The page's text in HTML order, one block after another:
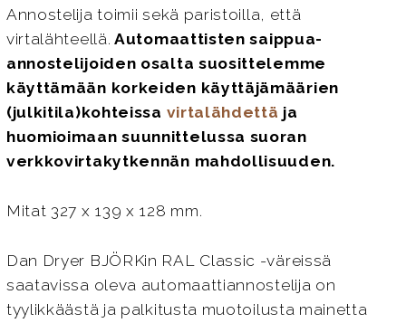
Annostelija toimii sekä paristoilla, että
virtalähteellä. Automaattisten saippua-
annostelijoiden osalta suosittelemme
käyttämään korkeiden käyttäjämäärien
(julkitila)kohteissa virtalähdettä ja
huomioimaan suunnittelussa suoran
verkkovirtakytkennän mahdollisuuden.
Mitat 327 x 139 x 128 mm.
Dan Dryer BJÖRKin RAL Classic -väreissä
saatavissa oleva automaattiannostelija on
tyylikkäästä ja palkitusta muotoilusta mainetta